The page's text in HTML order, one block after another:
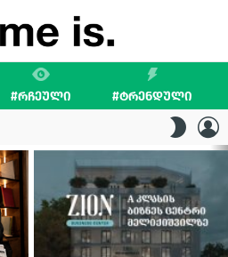
#ᲠᲩᲔᲣᲚᲘ #ᲢᲠᲔᲜᲓᲣᲚᲘ
SKIN